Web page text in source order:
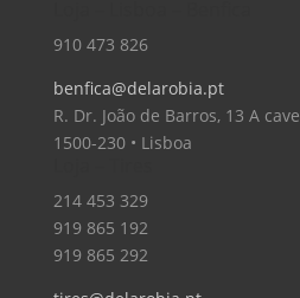
910 473 826
benfica@delarobia.pt
R. Dr. João de Barros, 13 A cave
1500-230 • Lisboa
214 453 329
919 865 192
919 865 292